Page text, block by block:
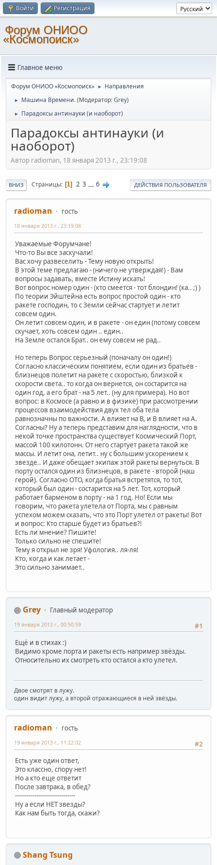
Войти Регистрация
Форум ОНИОО
«Космопоиск»
Главное меню
Форум ОНИОО «Космопоиск» ► Направления
► Машина Времени.(Модератор:Grey)
► Парадоксы антинауки (и наоборот)
Парадоксы антинауки (и
наоборот)
Автор radioman, 18 января 2013 г., 23:19:08
ВНИЗ Страницы 1 2 3 ... 6 ДЕЙСТВИЯ ПОЛЬЗОВАТЕЛЯ
radioman гость
18 января 2013 г., 23:19:08
Уважаемые Форумчане!
Что-то Вы все заскучали!
Вас хочу развеселить - Тему новую открыть!
В этой теме предлагаю - (ничего не утверждая!) - Вам
вопросы задавать, вместе Истину искать!
Вот вопрос номер один - (кто смеется - тот блондин! (ка.. ;) )
По теории Эйштейна есть вопрос простой один - кто
ракете господин, то с Земли сейчас стартует и летит
совсем один.
Он летит совсем один, и в ракете - он един (потому совсем
скучает, хоть совсем один .. един..
На Земле остался Брат.. он ему совсем не рад..
Но теперь Вопрос серьезный (поначалу он один!)
Согласно классическим понятием, если один из братьев -
близнецов полетит на ракете с скоростью, близкой к
скорости света.. то когда он вернется, он состарится на
один год, а его брат - на 5 лет.. (ну для примера). Но вот
вопрос: в Космосе (а равно и в физике) при рассмотрении
процессов взаимодействия двух тел оба тела
равнозначны по важности. А влияет на В, и В влияет на А.
Согласны? Ну а теперь представим для наглядности, что в
некой точке пространства существует Космический Порт,
массой 100 килотонн. От него стартует ракета такой же
массы. И летит она, летит.. ну с большим ускорением к
звезде.. И даже обещает экипаж этой ракеты вернуться. В
порту остался один из близнецов, в ракете - второй (наш
герой). Согласно ОТО, когда братья встретятся, то тот,
который был один - состарится на 5 лет. Тот, который
работает барменом в порту - на 1 год. Но! Если мы
говорим, что ракета улетела от Порта, мы с равным
успехом можем сказать, что это Порт улетел от ракеты! Вот
и вопрос: Кто старше будет из братьев?!
Есть ли мнение? Пишите!
Только сильно не спешите!
Тему я открыл не зря! Уфология.. ля-ля!
Кто, когда и как летает -
Это сильно занимает..
Grey
Главный модератор
#1
19 января 2013 г., 00:50:59
Ещё и в стихах :)
Видимо кроме порта и ракеты есть например звёзды.
Относительно их смотреть кто остался а кто улетел.
Двое смотрят в лужу.
один видит лужу, а второй отражающиеся в ней звёзды.
radioman
гость
#2
19 января 2013 г., 11:22:02
Есть уже один ответ,
Это классно, спору нет!
Но а кто еще ответит
После завтрака, в обед?
-------------------------------
Ну а если НЕТ звезды?
Как нам быть тогда, скажи?
Shang Tsung